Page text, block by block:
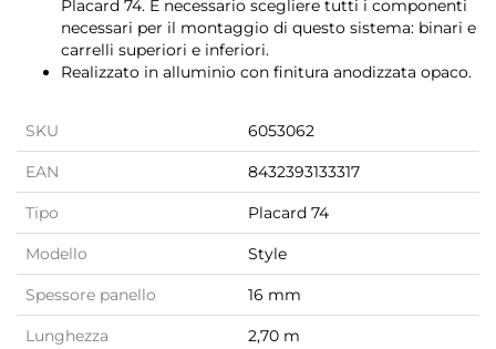
Placard 74. È necessario scegliere tutti i componenti
necessari per il montaggio di questo sistema: binari e
carrelli superiori e inferiori.
Realizzato in alluminio con finitura anodizzata opaco.
SKU 6053062
EAN 8432393133317
Tipo Placard 74
Modello Style
Spessore panello 16 mm
Lunghezza 2,70 m